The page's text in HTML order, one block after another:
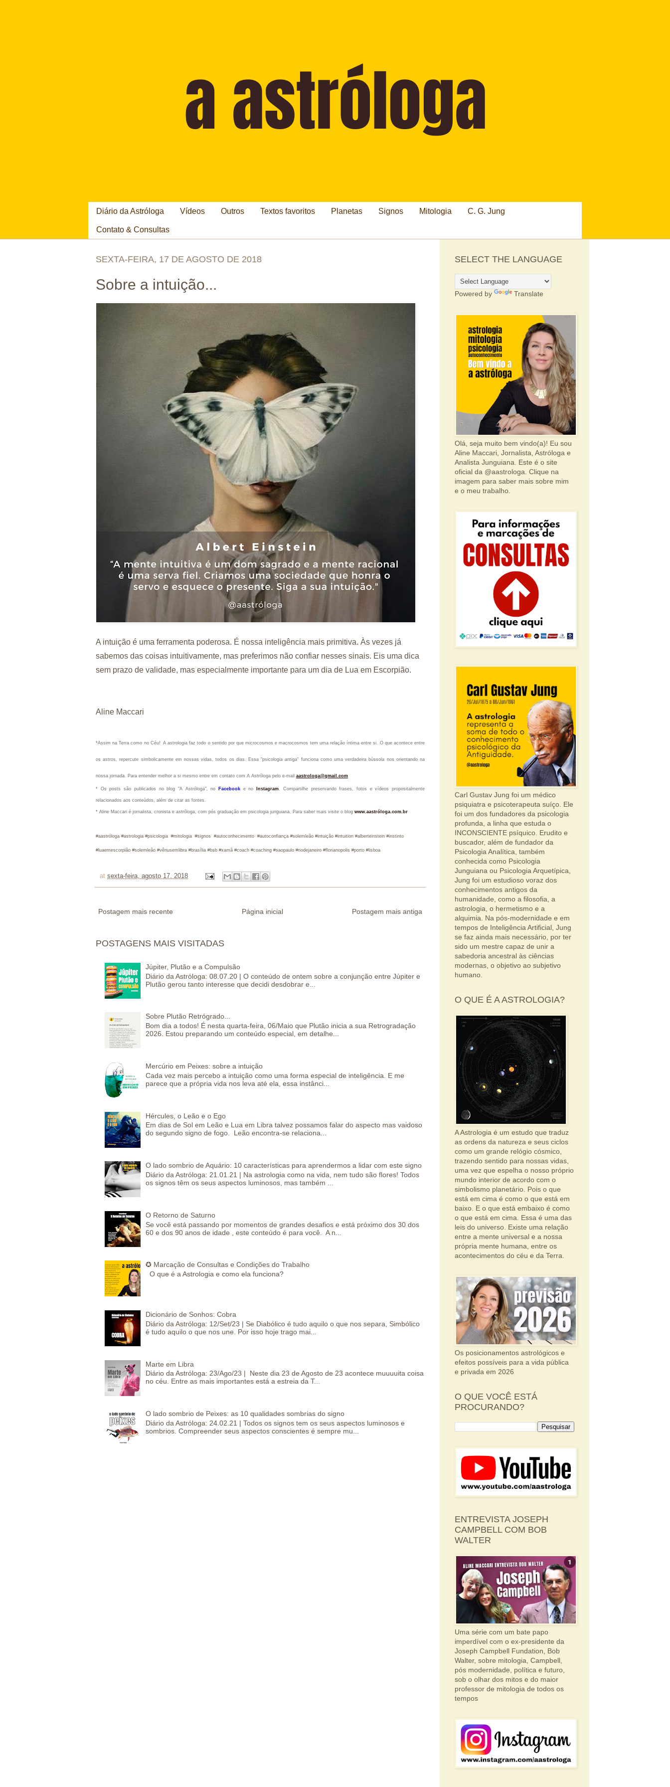
Diário da Astróloga Vídeos Outros Textos favoritos Planetas Signos Mitologia C. G. Jung
Contato & Consultas
SEXTA-FEIRA, 17 DE AGOSTO DE 2018
Sobre a intuição...
A intuição é uma ferramenta poderosa. É nossa inteligência mais primitiva. Às vezes já
sabemos das coisas intuitivamente, mas preferimos não confiar nesses sinais. Eis uma dica
sem prazo de validade, mas especialmente importante para um dia de Lua em Escorpião.
Aline Maccari
*Assim na Terra como no Céu! A astrologia faz todo o sentido por que microcosmos e macrocosmos tem uma relação íntima entre si. O que acontece entre
os astros, repercute simbolicamente em nossas vidas, todos os dias. Essa "psicologia antiga" funciona como uma verdadeira bússola nos orientando na
nossa jornada. Para entender melhor a si mesmo entre em contato com A Astróloga pelo e-mail aastrologa@gmail.com
* Os posts são publicados no blog "A Astróloga", no Facebook e no Instagram Compartilhe preservando frases, fotos e vídeos propositalmente
relacionados aos conteúdos, além de citar as fontes.
* Aline Maccari é jornalista, cronista e astróloga, com pós graduação em psicologia junguiana. Para saber mais visite o blog www.aastróloga.com.br
#aastróloga #astrologia #psicologia #mitologia #signos #autoconhecimento #autoconfiança #solemleão #intuição #intuition #alberteinstein #instinto
#luaemescorpião #solemleão #vênusemlibra #brasília #bsb #xamã #coach #coaching #saopaulo #riodejaneiro #florianopolis #porto #lisboa
at sexta-feira, agosto 17, 2018
Postagem mais recente Postagem mais antiga
Página inicial
POSTAGENS MAIS VISITADAS
Júpiter, Plutão e a Compulsão
Diário da Astróloga: 08.07.20 | O conteúdo de ontem sobre a conjunção entre Júpiter e
Plutão gerou tanto interesse que decidi desdobrar e...
Sobre Plutão Retrógrado...
Bom dia a todos! É nesta quarta-feira, 06/Maio que Plutão inicia a sua Retrogradação
2026. Estou preparando um conteúdo especial, em detalhe...
Mercúrio em Peixes: sobre a intuição
Cada vez mais percebo a intuição como uma forma especial de inteligência. E me
parece que a própria vida nos leva até ela, essa instânci...
Hércules, o Leão e o Ego
Em dias de Sol em Leão e Lua em Libra talvez possamos falar do aspecto mas vaidoso
do segundo signo de fogo. Leão encontra-se relaciona...
O lado sombrio de Aquário: 10 características para aprendermos a lidar com este signo
Diário da Astróloga: 21.01.21 | Na astrologia como na vida, nem tudo são flores! Todos
os signos têm os seus aspectos luminosos, mas também ...
O Retorno de Saturno
Se você está passando por momentos de grandes desafios e está próximo dos 30 dos
60 e dos 90 anos de idade , este conteúdo é para você. A n...
✪ Marcação de Consultas e Condições do Trabalho
O que é a Astrologia e como ela funciona?
Dicionário de Sonhos: Cobra
Diário da Astróloga: 12/Set/23 | Se Diabólico é tudo aquilo o que nos separa, Simbólico
é tudo aquilo o que nos une. Por isso hoje trago mai...
Marte em Libra
Diário da Astróloga: 23/Ago/23 | Neste dia 23 de Agosto de 23 acontece muuuuita coisa
no céu. Entre as mais importantes está a estreia da T...
O lado sombrio de Peixes: as 10 qualidades sombrias do signo
Diário da Astróloga: 24.02.21 | Todos os signos tem os seus aspectos luminosos e
sombrios. Compreender seus aspectos conscientes é sempre mu...
SELECT THE LANGUAGE
Powered by Translate
Olá, seja muito bem vindo(a)! Eu sou
Aline Maccari, Jornalista, Astróloga e
Analista Junguiana. Este é o site
oficial da @aastrologa. Clique na
imagem para saber mais sobre mim
e o meu trabalho.
Carl Gustav Jung foi um médico
psiquiatra e psicoterapeuta suíço. Ele
foi um dos fundadores da psicologia
profunda, a linha que estuda o
INCONSCIENTE psíquico. Erudito e
buscador, além de fundador da
Psicologia Analítica, também
conhecida como Psicologia
Junguiana ou Psicologia Arquetípica,
Jung foi um estudioso voraz dos
conhecimentos antigos da
humanidade, como a filosofia, a
astrologia, o hermetismo e a
alquimia. Na pós-modernidade e em
tempos de Inteligência Artificial, Jung
se faz ainda mais necessário, por ter
sido um mestre capaz de unir a
sabedoria ancestral às ciências
modernas, o objetivo ao subjetivo
humano.
O QUE É A ASTROLOGIA?
A Astrologia é um estudo que traduz
as ordens da natureza e seus ciclos
como um grande relógio cósmico,
trazendo sentido para nossas vidas,
uma vez que espelha o nosso próprio
mundo interior de acordo com o
simbolismo planetário. Pois o que
está em cima é como o que está em
baixo. E o que está embaixo é como
o que está em cima. Essa é uma das
leis do universo. Existe uma relação
entre a mente universal e a nossa
própria mente humana, entre os
acontecimentos do céu e da Terra.
Os posicionamentos astrológicos e
efeitos possíveis para a vida pública
e privada em 2026
O QUE VOCÊ ESTÁ
PROCURANDO?
ENTREVISTA JOSEPH
CAMPBELL COM BOB
WALTER
Uma série com um bate papo
imperdível com o ex-presidente da
Joseph Campbell Fundation, Bob
Walter, sobre mitologia, Campbell,
pós modernidade, política e futuro,
sob o olhar dos mitos e do maior
professor de mitologia de todos os
tempos